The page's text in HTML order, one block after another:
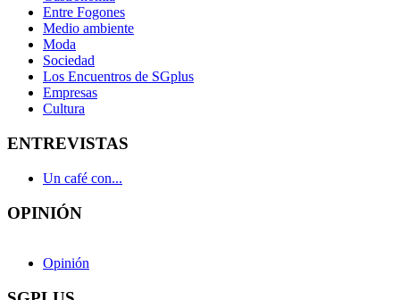
Entre Fogones
Medio ambiente
Moda
Sociedad
Los Encuentros de SGplus
Empresas
Cultura
ENTREVISTAS
Un café con...
OPINIÓN
Opinión